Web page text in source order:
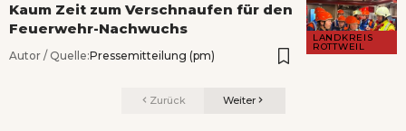
LANDKREIS
ROTTWEIL
Kaum Zeit zum Verschnaufen für den
Feuerwehr-Nachwuchs
Autor / Quelle:Pressemitteilung (pm)
Zurück Weiter